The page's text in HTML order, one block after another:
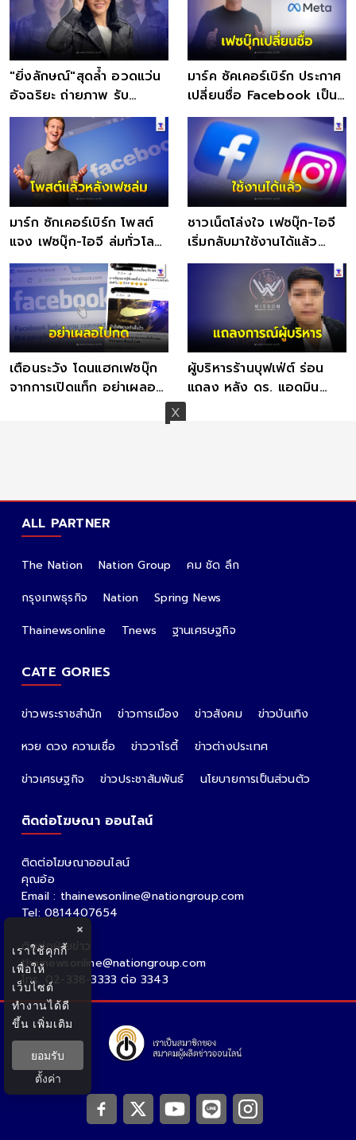
"ยิ่งลักษณ์"สุดล้ำ อวดแว่น
อัจฉริยะ ถ่ายภาพ รับ
โทรศัพท์ ฟังเพลงได้ด้วย
มาร์ค ซัคเคอร์เบิร์ก ประกาศ
เปลี่ยนชื่อ Facebook เป็น
"Meta"
มาร์ก ซักเคอร์เบิร์ก โพสต์
แจง เฟซบุ๊ก-ไอจี ล่มทั่วโลก
6 ชม. กลับมาใช้ได้แล้ว
ชาวเน็ตโล่งใจ เฟซบุ๊ก-ไอจี
เริ่มกลับมาใช้งานได้แล้ว
หลังระบบล่มกว่า 6 ชั่วโมง
เตือนระวัง โดนแฮกเฟซบุ๊ก
จากการเปิดแท็ก อย่าเผลอ
ผู้บริหารร้านบุฟเฟ่ต์ ร่อน
แถลง หลัง ดร. แอดมิน
ALL PARTNER
The Nation Nation Group
คม ชัด ลึก
กรุงเทพธุรกิจ
Nation
Spring News
Thainewsonline
Tnews ฐานเศรษฐกิจ
CATE GORIES
ข่าวพระราชสำนัก ข่าวการเมือง ข่าวสังคม
ข่าวบันเทิง
หวย ดวง ความเชื่อ
ข่าววาไรตี้
ข่าวต่างประเทศ
ข่าวเศรษฐกิจ
ข่าวประชาสัมพันธ์ นโยบายการเป็นส่วนตัว
ติดต่อโฆษณา ออนไลน์
ติดต่อโฆษณาออนไลน์
คุณอ้อ
Email : thainewsonline@nationgroup.com
Tel: 0814407654
ติดต่อฝ่ายข่าว
thainewsonline@nationgroup.com
โทร. 02-338-3333 ต่อ 3343
×
เราใช้คุกกี้
เพื่อให้
เว็บไซต์
ทำงานได้ดี
ขึ้น เพิ่มเติม
ยอมรับ
ตั้งค่า